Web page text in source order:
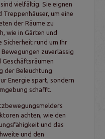
vielfältig. Sie eignen
Treppenhäuser, um eine
der Räume zu
wie in Gärten und
Sicherheit rund um Ihr
zuverlässig
Geschäftsräumen
der Beleuchtung
Energie spart, sondern
schafft.
achten, wie den
und das
und den